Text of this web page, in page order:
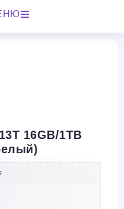
16GB/1TB